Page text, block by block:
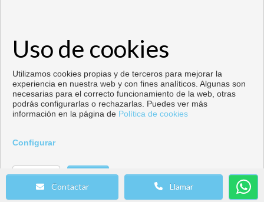
Contactar Llamar
Copyright © 2026. Todos los derechos reservados.
Desarrollado porInmoenter.Aviso legal|Política de privacidad
Política de Cookies
Uso de cookies
Utilizamos cookies propias y de terceros para mejorar la
experiencia en nuestra web y con fines analíticos. Algunas son
necesarias para el correcto funcionamiento de la web, otras
podrás configurarlas o rechazarlas. Puedes ver más
información en la página de Política de cookies
Configurar